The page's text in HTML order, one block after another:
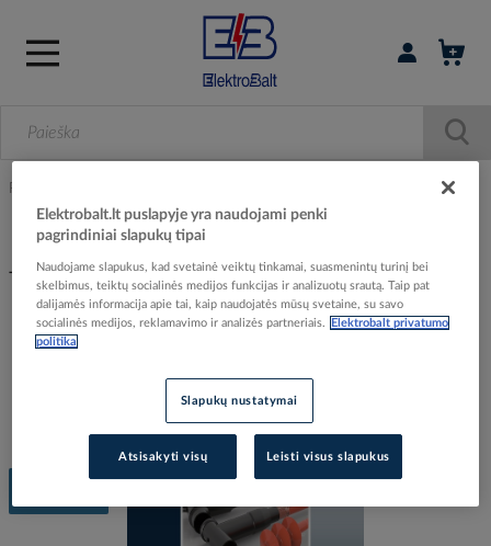
Prisijungti /
Pagrindinis
TE Connectivity kabelių movos
Elektrobalt.lt puslapyje yra naudojami penki
pagrindiniai slapukų tipai
Naudojame slapukus, kad svetainė veiktų tinkamai, suasmenintų turinį bei
skelbimus, teiktų socialinės medijos funkcijas ir analizuotų srautą. Taip pat
dalijamės informacija apie tai, kaip naudojatės mūsų svetaine, su savo
socialinės medijos, reklamavimo ir analizės partneriais.
Elektrobalt privatumo
politika
Slapukų nustatymai
Atsisakyti visų Leisti visus slapukus